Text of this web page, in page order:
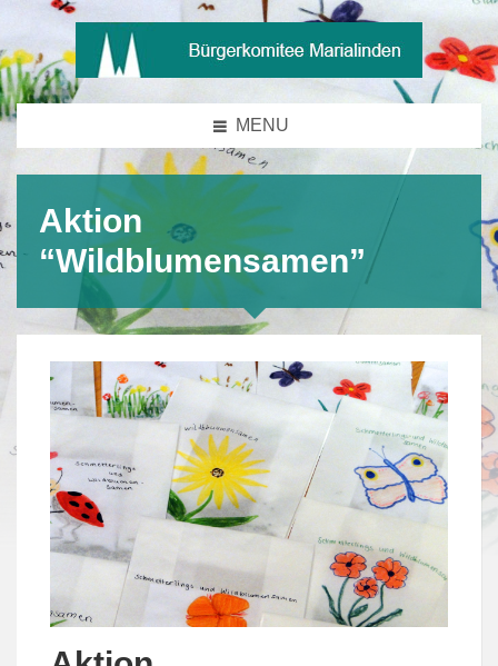
MENU
Aktion
“Wildblumensamen”